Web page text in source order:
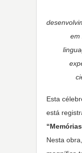
em
Esta
está
Nesta